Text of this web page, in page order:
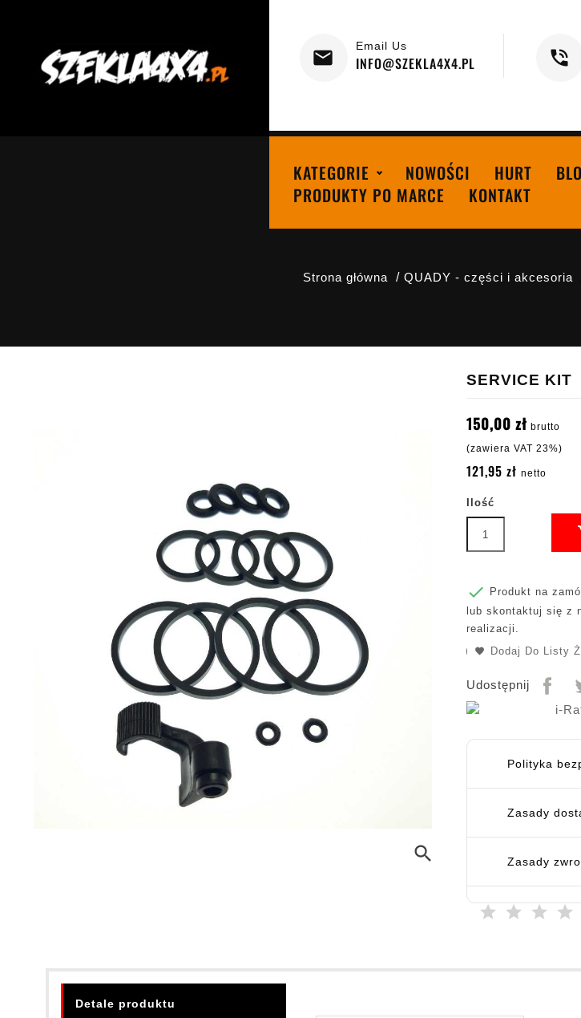
Email Us
INFO@SZEKLA4X4.PL
KATEGORIE NOWOŚCI HURT
PRODUKTY PO MARCE
KONTAKT
Strona główna QUADY - części i akcesoria
search
SERVICE KIT
150,00 zł brutto
(zawiera VAT 23%)
121,95 zł netto
Ilość

Produkt na
lub skontaktuj się z
realizacji.
Dodaj Do Listy
Udostępnij
Polityka
Zasady
Zasady
Detale produktu